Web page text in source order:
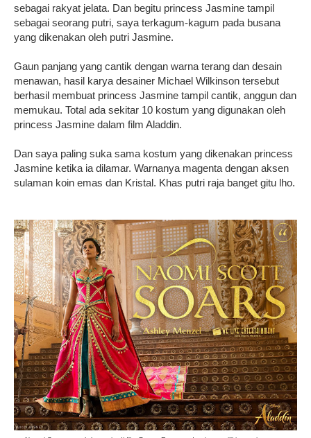
sebagai rakyat jelata. Dan begitu princess Jasmine tampil
sebagai seorang putri, saya terkagum-kagum pada busana
yang dikenakan oleh putri Jasmine.
Gaun panjang yang cantik dengan warna terang dan desain
menawan, hasil karya desainer Michael Wilkinson tersebut
berhasil membuat princess Jasmine tampil cantik, anggun dan
memukau. Total ada sekitar 10 kostum yang digunakan oleh
princess Jasmine dalam film Aladdin.
Dan saya paling suka sama kostum yang dikenakan princess
Jasmine ketika ia dilamar. Warnanya magenta dengan aksen
sulaman koin emas dan Kristal. Khas putri raja banget gitu lho.